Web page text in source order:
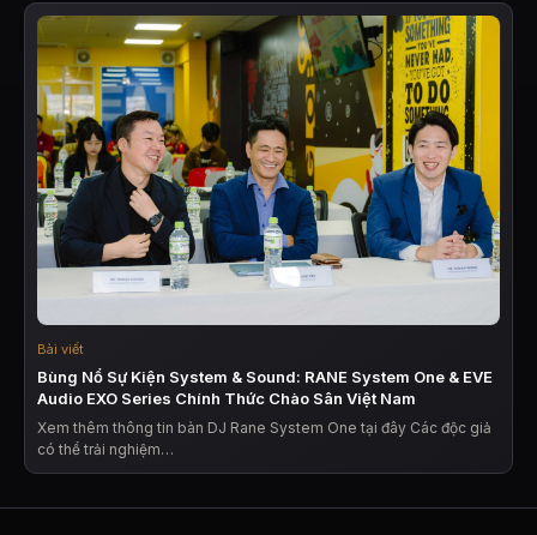
Bài viết
Bùng Nổ Sự Kiện System & Sound: RANE System One & EVE
Audio EXO Series Chính Thức Chào Sân Việt Nam
Xem thêm thông tin bàn DJ Rane System One tại đây Các độc giả
có thể trải nghiệm…